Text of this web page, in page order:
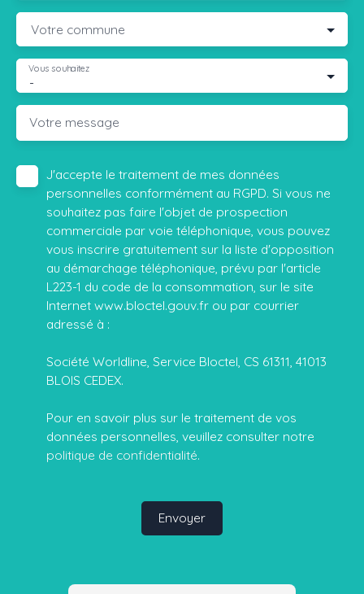
Votre commune
-
Vous souhaitez
Votre message
J'accepte le traitement de mes données
personnelles conformément au RGPD. Si vous ne
souhaitez pas faire l'objet de prospection
commerciale par voie téléphonique, vous pouvez
vous inscrire gratuitement sur la liste d'opposition
au démarchage téléphonique, prévu par l'article
L223-1 du code de la consommation, sur le site
Internet www.bloctel.gouv.fr ou par courrier
adressé à :
Société Worldline, Service Bloctel, CS 61311, 41013
BLOIS CEDEX.
Pour en savoir plus sur le traitement de vos
données personnelles, veuillez consulter notre
politique de confidentialité.
Envoyer